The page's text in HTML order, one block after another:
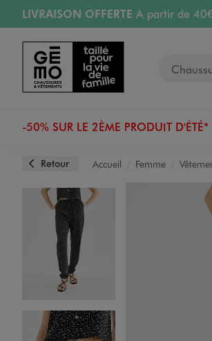
Aller au contenu principal
Aller à la navigation
LIVRAISON OFFERTE A partir de
RETRAIT ET LIVRAISON OFFERTE
RÉSERVATION GRATUITE
4h en
Retours OFFERTSpendant 30 jours
-50% SUR LE 2ÈME PRODUIT D'ÉTÉ*
Retour Accueil Femme